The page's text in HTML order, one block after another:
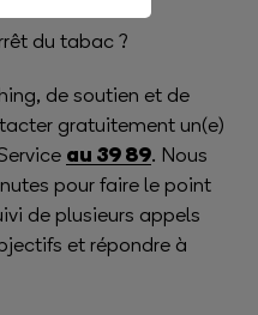
du tabac ?
de soutien et de
gratuitement un(e)
au 39 89. Nous
pour faire le point
de plusieurs appels
et répondre à